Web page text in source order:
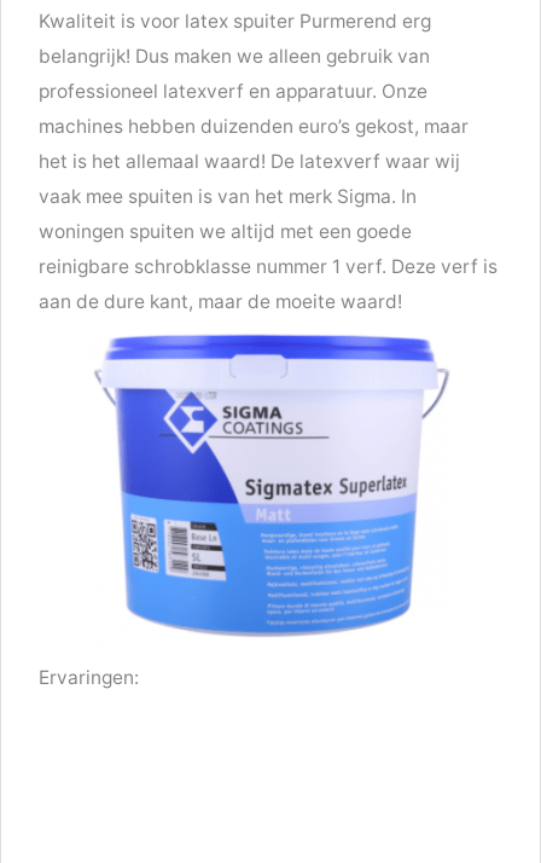
Kwaliteit is voor latex spuiter Purmerend erg
belangrijk! Dus maken we alleen gebruik van
professioneel latexverf en apparatuur. Onze
machines hebben duizenden euro’s gekost, maar
het is het allemaal waard! De latexverf waar wij
vaak mee spuiten is van het merk Sigma. In
woningen spuiten we altijd met een goede
reinigbare schrobklasse nummer 1 verf. Deze verf is
aan de dure kant, maar de moeite waard!
Ervaringen: